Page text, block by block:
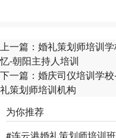
上一篇： 婚礼策划师培训
忆-朝阳主持人培训
下一篇： 婚庆司仪培训学
礼策划师培训机构
为你推荐
#连云港婚礼策划师培训